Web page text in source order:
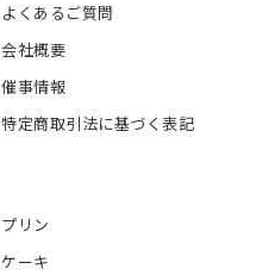
よくあるご質問
会社概要
催事情報
特定商取引法に基づく表記
プリン
ケーキ